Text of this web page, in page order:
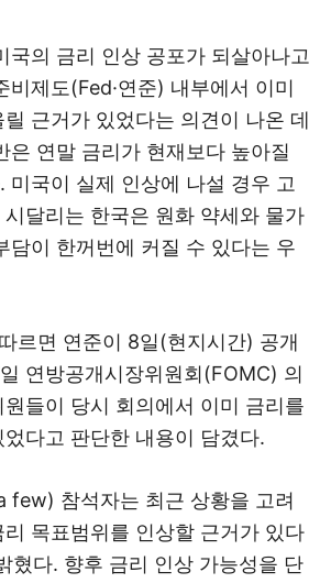
국의 금리 인상 공포가 되살아나고
비제도(Fed·연준) 내부에서 이미
근거가 있었다는 의견이 나온 데
은 연말 금리가 현재보다 높아질
미국이 실제 인상에 나설 경우 고
달리는 한국은 원화 약세와 물가
담이 한꺼번에 커질 수 있다는 우
르면 연준이 8일(현지시간) 공개
연방공개시장위원회(FOMC) 의
들이 당시 회의에서 이미 금리를
다고 판단한 내용이 담겼다.
few) 참석자는 최근 상황을 고려
목표범위를 인상할 근거가 있다
혔다. 향후 금리 인상 가능성을 단